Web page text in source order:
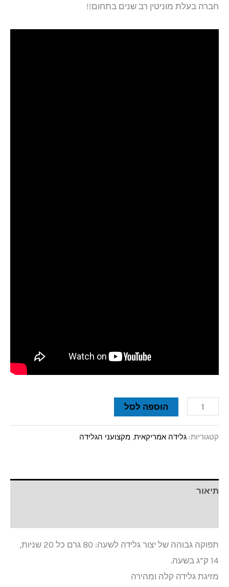
חברה בעלת מוניטין רב שנים בתחום!!
הוספה לסל
קטגוריות: גלידה אמריקאית, מקצועני הגלידה
תיאור
תפוקה גבוהה של יצור גלידה לשעה: 80 גרם כל 20 שניות,
14 ק”ג בשעה.
מזיגת גלידה קלה ומהירה